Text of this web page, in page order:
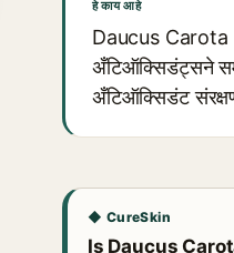
हे काय आहे
Daucus Carota
अँटिऑक्सिडंट्सने
अँटिऑक्सिडंट संरक्षण
◆ CureSkin
Is Daucus